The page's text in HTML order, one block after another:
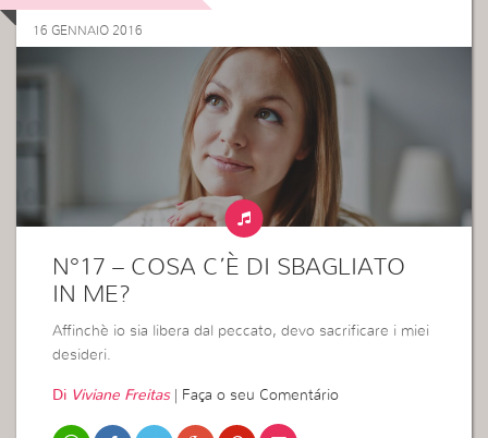
16 GENNAIO 2016
N°17 – COSA C’È DI SBAGLIATO
IN ME?
Affinchè io sia libera dal peccato, devo sacrificare i miei
desideri.
Di Viviane Freitas| Faça o seu Comentário